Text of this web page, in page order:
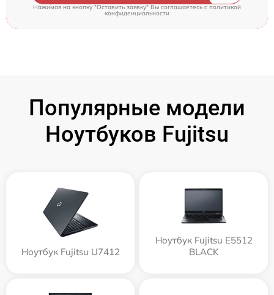
Нажимая на кнопку "Оставить заявку" Вы соглашаетесь cполитикой
конфиденциальности
Популярные модели
Ноутбуков Fujitsu
Ноутбук Fujitsu U7412
Ноутбук Fujitsu E5512
BLACK